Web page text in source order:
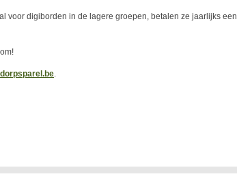
voor digiborden in de lagere groepen, betalen ze jaarlijks een
.